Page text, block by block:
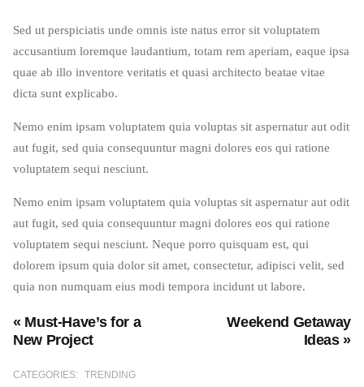
Sed ut perspiciatis unde omnis iste natus error sit voluptatem
accusantium loremque laudantium, totam rem aperiam, eaque ipsa
quae ab illo inventore veritatis et quasi architecto beatae vitae
dicta sunt explicabo.
Nemo enim ipsam voluptatem quia voluptas sit aspernatur aut odit
aut fugit, sed quia consequuntur magni dolores eos qui ratione
voluptatem sequi nesciunt.
Nemo enim ipsam voluptatem quia voluptas sit aspernatur aut odit
aut fugit, sed quia consequuntur magni dolores eos qui ratione
voluptatem sequi nesciunt. Neque porro quisquam est, qui
dolorem ipsum quia dolor sit amet, consectetur, adipisci velit, sed
quia non numquam eius modi tempora incidunt ut labore.
Weekend Getaway
Ideas »
« Must-Have’s for a
New Project
CATEGORIES:
TRENDING